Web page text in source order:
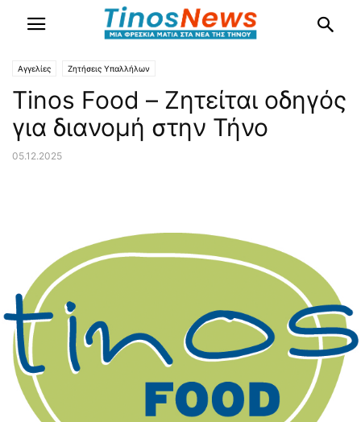
Αγγελίες Ζητήσεις Υπαλλήλων
Tinos Food – Ζητείται οδηγός
για διανομή στην Τήνο
05.12.2025